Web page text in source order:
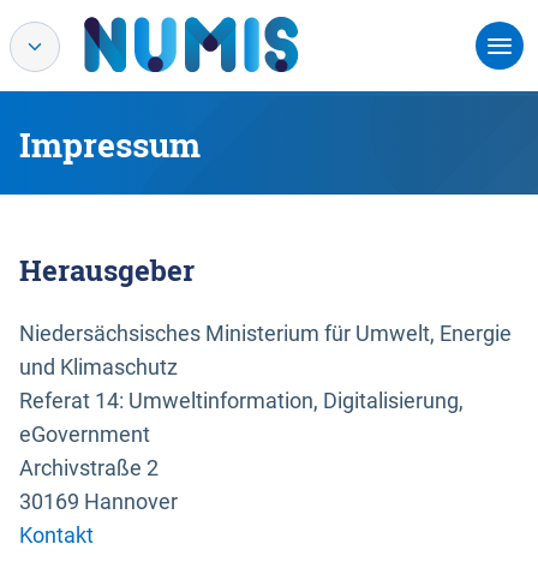
Impressum
Herausgeber
Niedersächsisches Ministerium für Umwelt, Energie
und Klimaschutz
Referat 14: Umweltinformation, Digitalisierung,
eGovernment
Archivstraße 2
30169 Hannover
Kontakt